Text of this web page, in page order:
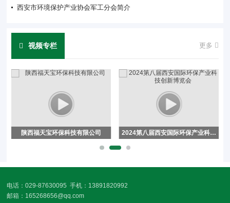
西安市环境保护产业协会军工分会简介
视频专栏 更多
陕西福天宝环保科技有限公司
2024第八届西安国际环保产业科技
电话：029-87630095 手机：13891820992
邮箱：165268656@qq.com